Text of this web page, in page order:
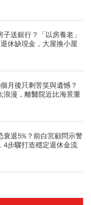
送銀行？「以房養老」
休缺現金，大屋換小屋
月後只剩苦笑與遺憾？
浪漫，離醫院近比海景重
退5%？前白宮顧問示警
4步驟打造穩定退休金流